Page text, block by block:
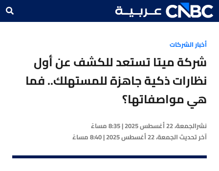
أخبار الشركات
شركة ميتا تستعد للكشف عن أول
نظارات ذكية جاهزة للمستهلك.. فما
هي مواصفاتها؟
نشرالجمعة، 22 أغسطس 2025 | 8:35 مساءً
آخر تحديثالجمعة، 22 أغسطس 2025 | 8:40 مساءً